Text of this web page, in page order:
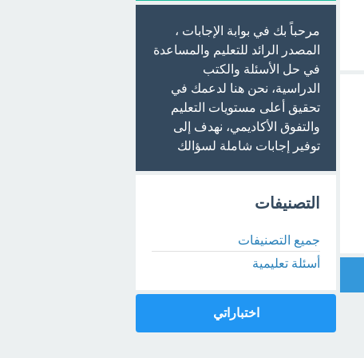
مرحباً بك في بوابة الإجابات ،
المصدر الرائد للتعليم والمساعدة
في حل الأسئلة والكتب
الدراسية، نحن هنا لدعمك في
تحقيق أعلى مستويات التعليم
والتفوق الأكاديمي، نهدف إلى
توفير إجابات شاملة لسؤالك
التصنيفات
جميع التصنيفات
أسئلة تعليمية
اختباراتي